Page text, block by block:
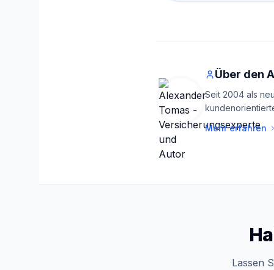
Über den
Seit 2004 als
Mehr erfahren
Lassen